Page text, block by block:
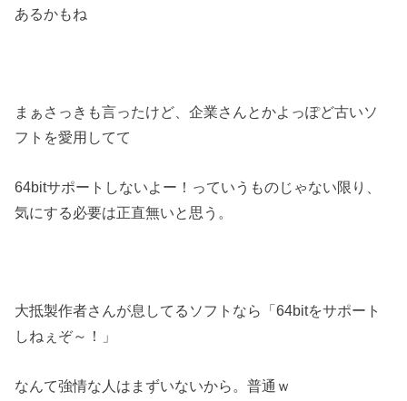
あるかもね
まぁさっきも言ったけど、企業さんとかよっぽど古いソ
フトを愛用してて
64bitサポートしないよー！っていうものじゃない限り、
気にする必要は正直無いと思う。
大抵製作者さんが息してるソフトなら「64bitをサポート
しねぇぞ～！」
なんて強情な人はまずいないから。普通ｗ